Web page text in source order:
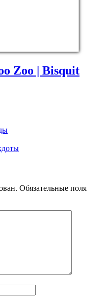
Zoo | Bisquit
Обязательные поля